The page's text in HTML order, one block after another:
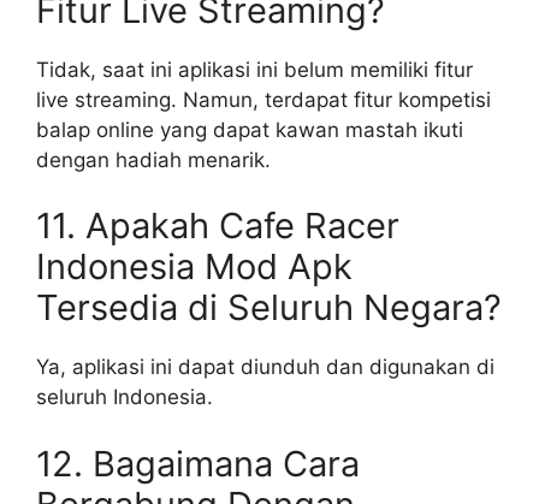
Fitur Live Streaming?
Tidak, saat ini aplikasi ini belum memiliki fitur
live streaming. Namun, terdapat fitur kompetisi
balap online yang dapat kawan mastah ikuti
dengan hadiah menarik.
11. Apakah Cafe Racer
Indonesia Mod Apk
Tersedia di Seluruh Negara?
Ya, aplikasi ini dapat diunduh dan digunakan di
seluruh Indonesia.
12. Bagaimana Cara